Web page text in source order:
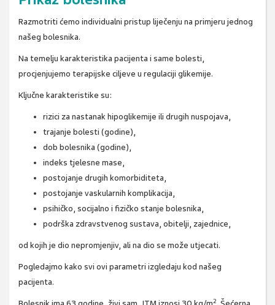
Razmotriti ćemo individualni pristup liječenju na primjeru jednog
našeg bolesnika.
Na temelju karakteristika pacijenta i same bolesti,
procjenjujemo terapijske ciljeve u regulaciji glikemije.
Ključne karakteristike su:
rizici za nastanak hipoglikemije ili drugih nuspojava,
trajanje bolesti (godine),
dob bolesnika (godine),
indeks tjelesne mase,
postojanje drugih komorbiditeta,
postojanje vaskularnih komplikacija,
psihičko, socijalno i fizičko stanje bolesnika,
podrška zdravstvenog sustava, obitelji, zajednice,
od kojih je dio nepromjenjiv, ali na dio se može utjecati.
Pogledajmo kako svi ovi parametri izgledaju kod našeg
pacijenta.
2